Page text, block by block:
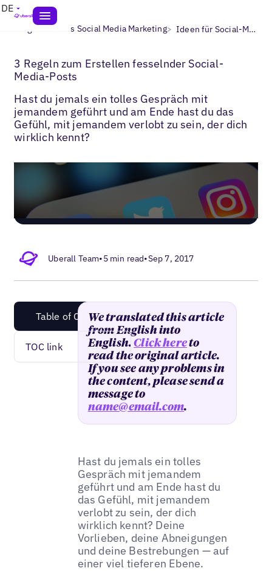
DE
Blogs> Lokales Social Media Marketing> Ideen für Social-Media-Posts​
3 Regeln zum Erstellen fesselnder Social-
Media-Posts
Hast du jemals ein tolles Gespräch mit
jemandem geführt und am Ende hast du das
Gefühl, mit jemandem verlobt zu sein, der dich
wirklich kennt?
Uberall Team•5 min read•Sep 7, 2017
Table of Content
TOC link
We translated this article
from English into
English.Click hereto
read the original article.
If you see any problems in
the content, please send a
message to
name@email.com.
Hast du jemals ein tolles
Gespräch mit jemandem
geführt und am Ende hast du
das Gefühl, mit jemandem
verlobt zu sein, der dich
wirklich kennt? Deine
Vorlieben, deine Abneigungen
und deine Bestrebungen — auf
einer viel tieferen Ebene.